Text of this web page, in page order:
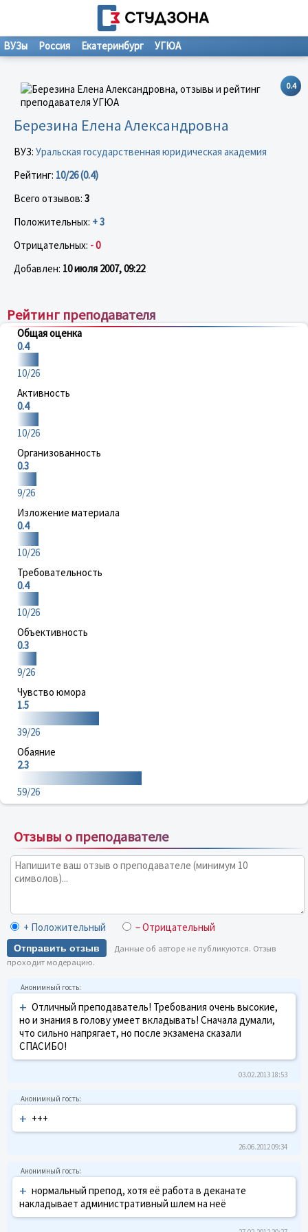
ВУЗы Россия Екатеринбург УГЮА
0.4
Березина Елена Александровна
ВУЗ: Уральская государственная юридическая академия
Рейтинг: 10/26 (0.4)
Всего отзывов: 3
Положительных: + 3
Отрицательных: - 0
Добавлен: 10 июля 2007, 09:22
Рейтинг преподавателя
Общая оценка
0.4
10/26
Активность
0.4
10/26
Организованность
0.3
9/26
Изложение материала
0.4
10/26
Требовательность
0.4
10/26
Объективность
0.3
9/26
Чувство юмора
1.5
39/26
Обаяние
2.3
59/26
Отзывы о преподавателе
+ Положительный – Отрицательный
Отправить отзыв
Данные об авторе не публикуются. Отзыв
проходит модерацию.
+ Отличный преподаватель! Требования очень высокие,
но и знания в голову умеет вкладывать! Сначала думали,
что сильно напрягает, но после экзамена сказали
СПАСИБО!
03.02.2013 18:53
+ +++
26.06.2012 09:34
+ нормальный препод, хотя её работа в деканате
накладывает административный шлем на неё